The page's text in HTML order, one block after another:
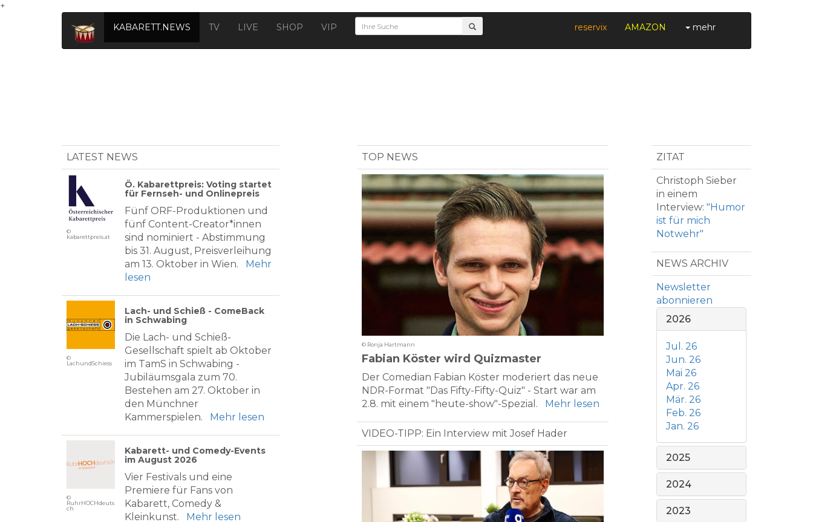
+
KABARETT.NEWS
TV LIVE SHOP VIP reservix AMAZON mehr
LATEST NEWS
©
kabarettpreis.at
Ö. Kabarettpreis: Voting startet
für Fernseh- und Onlinepreis
Fünf ORF-Produktionen und
fünf Content-Creator*innen
sind nominiert - Abstimmung
bis 31. August, Preisverleihung
am 13. Oktober in Wien. Mehr
lesen
©
LachundSchiess
Lach- und Schieß - ComeBack
in Schwabing
Die Lach- und Schieß-
Gesellschaft spielt ab Oktober
im TamS in Schwabing -
Jubiläumsgala zum 70.
Bestehen am 27. Oktober in
den Münchner
Kammerspielen. Mehr lesen
©
RuhrHOCHdeuts
ch
Kabarett- und Comedy-Events
im August 2026
Vier Festivals und eine
Premiere für Fans von
Kabarett, Comedy &
Kleinkunst. Mehr lesen
TOP NEWS
© Ronja Hartmann
Fabian Köster wird Quizmaster
Der Comedian Fabian Köster moderiert das neue
NDR-Format "Das Fifty-Fifty-Quiz" - Start war am
2.8. mit einem "heute-show"-Spezial. Mehr lesen
VIDEO-TIPP: Ein Interview mit Josef Hader
ZITAT
Christoph Sieber
in einem
Interview: "Humor
ist für mich
Notwehr"
NEWS ARCHIV
Newsletter
abonnieren
2026
Jul. 26
Jun. 26
Mai 26
Apr. 26
Mär. 26
Feb. 26
Jan. 26
2025
2024
2023